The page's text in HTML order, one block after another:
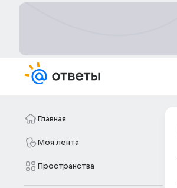
Главная
Моя лента
Пространства